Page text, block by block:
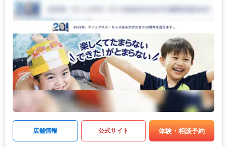
店舗情報 公式サイト 体験・相談予約